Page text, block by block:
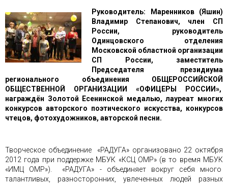
Руководитель: Маренников (Яшин)
Владимир Степанович, член СП
России, руководитель
Одинцовского отделения
Московской областной организации
СП России, заместитель
Председателя президиума
регионального объединения ОБЩЕРОССИЙСКОЙ
ОБЩЕСТВЕННОЙ ОРГАНИЗАЦИИ «ОФИЦЕРЫ РОССИИ»,
награждён Золотой Есенинской медалью, лауреат многих
конкурсов авторского поэтического искусства, конкурсов
чтецов, фотохудожников, авторской песни.
Творческое объединение «РАДУГА» организовано 22 октября
2012 года при поддержке МБУК «КСЦ ОМР» (в то время МБУК
«ИМЦ ОМР»). «РАДУГА» - объединяет вокруг себя много
талантливых, разносторонних, увлеченных людей разных